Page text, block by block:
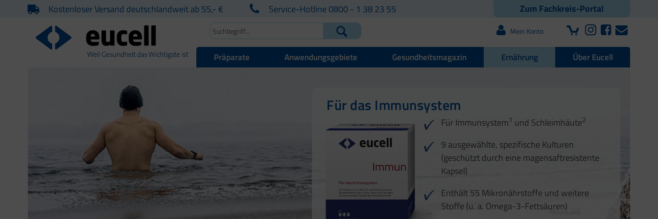
Zum Fachkreis-Portal
Kostenloser Versand deutschlandweit ab 55,- € Service-Hotline 0800 - 1 38 23 55
Mein Konto
Präparate Anwendungsgebiete Gesundheitsmagazin Ernährung Über Eucell
Für das Immunsystem
Für Immunsystem1 und Schleimhäute2
9 ausgewählte, spezifische Kulturen
(geschützt durch eine magensaftresistente
Kapsel)
Enthält 55 Mikronährstoffe und weitere
Stoffe (u. a. Omega-3-Fettsäuren)
Für Haut, Haare und Nägel
1 2 3
4
Für Ihre natürliche Darmflora
3